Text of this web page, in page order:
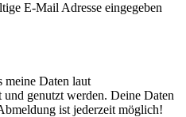
E-Mail Adresse eingegeben
meine Daten laut
und genutzt werden. Deine Daten
ist jederzeit möglich!